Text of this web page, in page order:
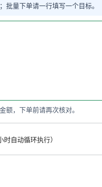
批量下单请一行填写一个目标。
额，下单前请再次核对。
自动循环执行）